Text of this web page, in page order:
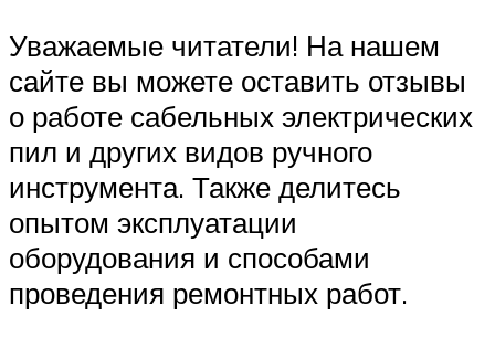
Уважаемые читатели! На нашем
сайте вы можете оставить отзывы
о работе сабельных электрических
пил и других видов ручного
инструмента. Также делитесь
опытом эксплуатации
оборудования и способами
проведения ремонтных работ.